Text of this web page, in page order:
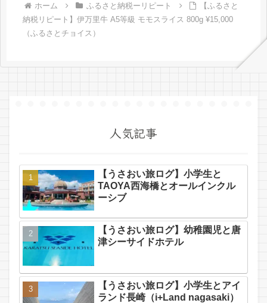
取りサバが欲しかったから◆
レビュー今まで骨つきの塩サ
バをいただいていたけれど私
はつい...
宮崎県都城市のお肉は美味し
いから真空パックで嵩張らな
いから◆レビューお肉の定期
ホーム ふるさと納税ーリピート
【ふるさと
納税リピート】伊万里牛 A5等級 モモスライス 800g ¥15,000
（ふるさとチョイス）
人気記事
【うさおい旅ログ】小学生と
TAOYA西海橋とオールインクル
ーシブ
【うさおい旅ログ】幼稚園児と唐
津シーサイドホテル
【うさおい旅ログ】小学生とアイ
ランド長崎（i+Land nagasaki）